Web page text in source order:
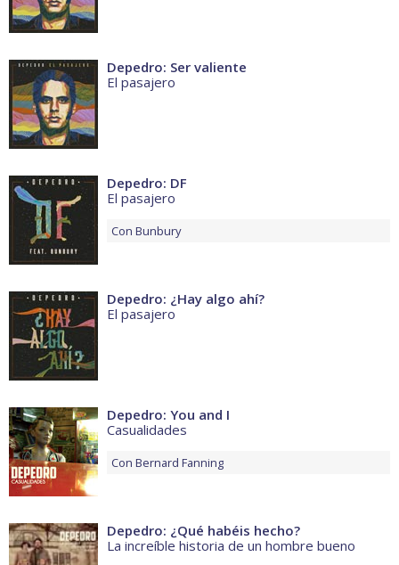
Depedro: Ser valiente
El pasajero
Depedro: DF
El pasajero
Con Bunbury
Depedro: ¿Hay algo ahí?
El pasajero
Depedro: You and I
Casualidades
Con Bernard Fanning
Depedro: ¿Qué habéis hecho?
La increíble historia de un hombre bueno